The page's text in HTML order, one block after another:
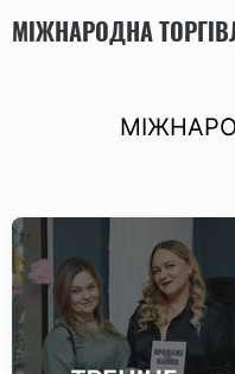
МІЖНАРОДНА